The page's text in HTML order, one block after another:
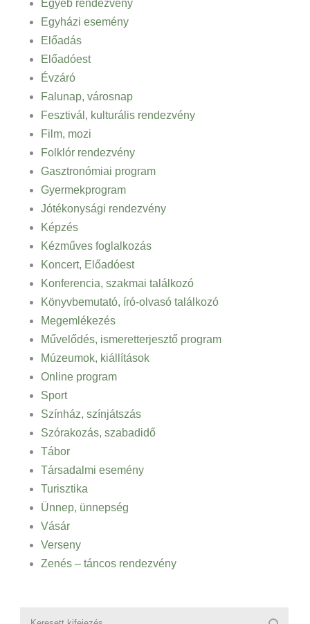
Egyéb rendezvény
Egyházi esemény
Előadás
Előadóest
Évzáró
Falunap, városnap
Fesztivál, kulturális rendezvény
Film, mozi
Folklór rendezvény
Gasztronómiai program
Gyermekprogram
Jótékonysági rendezvény
Képzés
Kézműves foglalkozás
Koncert, Előadóest
Konferencia, szakmai találkozó
Könyvbemutató, író-olvasó találkozó
Megemlékezés
Művelődés, ismeretterjesztő program
Múzeumok, kiállítások
Online program
Sport
Színház, színjátszás
Szórakozás, szabadidő
Tábor
Társadalmi esemény
Turisztika
Ünnep, ünnepség
Vásár
Verseny
Zenés – táncos rendezvény